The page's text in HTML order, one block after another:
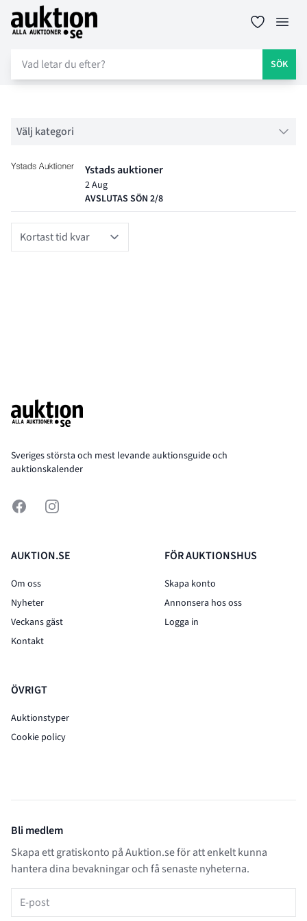
Auktion.se
SÖK
Filter
Välj kategori
Objektlistning för auktion
Ystads auktioner
2 Aug
AVSLUTAS SÖN 2/8
Sort
Sveriges största och mest levande auktionsguide och
auktionskalender
FacebookInstagram
AUKTION.SE
Om oss
Nyheter
Veckans gäst
Kontakt
ÖVRIGT
Auktionstyper
Cookie policy
FÖR AUKTIONSHUS
Skapa konto
Annonsera hos oss
Logga in
Bli medlem
Skapa ett gratiskonto på Auktion.se för att enkelt kunna
hantera dina bevakningar och få senaste nyheterna.
E-post